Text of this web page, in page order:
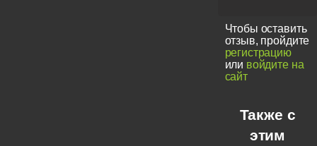
Чтобы оставить
отзыв, пройдите
регистрацию
или войдите на
сайт
Также с
этим